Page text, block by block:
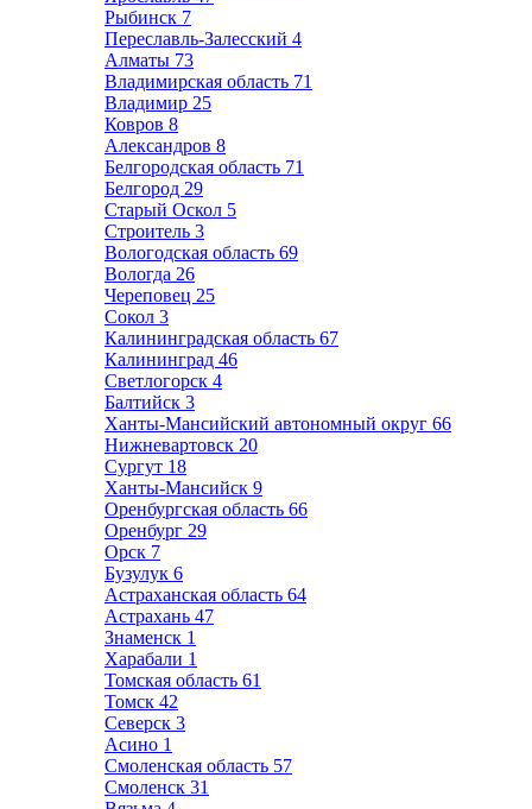
Рыбинск 7
Переславль-Залесский 4
Алматы 73
Владимирская область 71
Владимир 25
Ковров 8
Александров 8
Белгородская область 71
Белгород 29
Старый Оскол 5
Строитель 3
Вологодская область 69
Вологда 26
Череповец 25
Сокол 3
Калининградская область 67
Калининград 46
Светлогорск 4
Балтийск 3
Ханты-Мансийский автономный округ 66
Нижневартовск 20
Сургут 18
Ханты-Мансийск 9
Оренбургская область 66
Оренбург 29
Орск 7
Бузулук 6
Астраханская область 64
Астрахань 47
Знаменск 1
Харабали 1
Томская область 61
Томск 42
Северск 3
Асино 1
Смоленская область 57
Смоленск 31